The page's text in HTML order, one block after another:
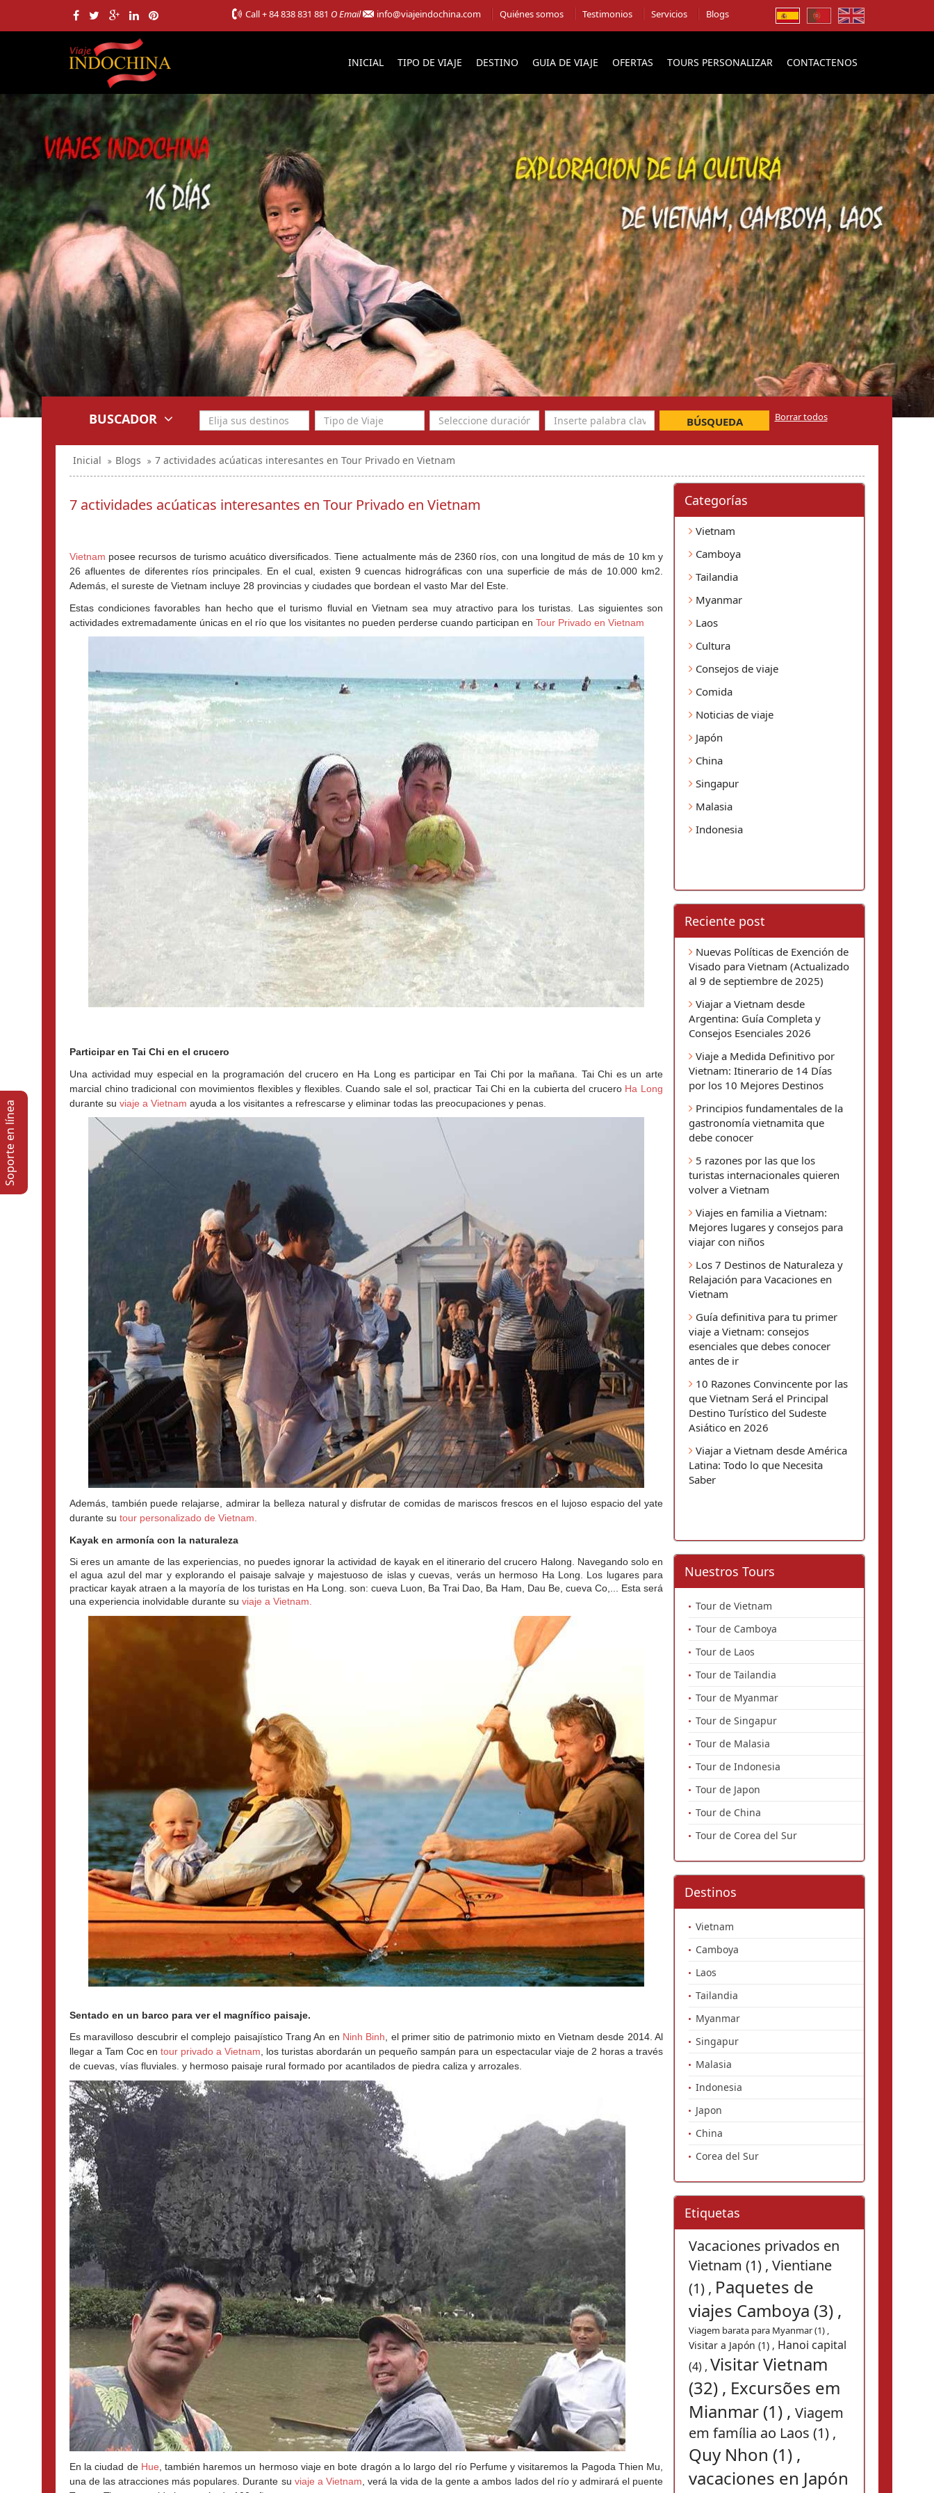
Call+ 84 838 831 881 O Email info@viajeindochina.com Quiénes somos Testimonios Servicios Blogs
INICIAL TIPO DE VIAJE DESTINO GUIA DE VIAJE OFERTAS TOURS PERSONALIZAR CONTACTENOS
BUSCADOR BÚSQUEDA Borrar todos
Inicial Blogs 7 actividades acúaticas interesantes en Tour Privado en Vietnam
7 actividades acúaticas interesantes en Tour Privado en Vietnam
Vietnam posee recursos de turismo acuático diversificados. Tiene actualmente más de 2360 ríos, con una longitud de más de 10 km y
26 afluentes de diferentes ríos principales. En el cual, existen 9 cuencas hidrográficas con una superficie de más de 10.000 km2.
Además, el sureste de Vietnam incluye 28 provincias y ciudades que bordean el vasto Mar del Este.
Estas condiciones favorables han hecho que el turismo fluvial en Vietnam sea muy atractivo para los turistas. Las siguientes son
actividades extremadamente únicas en el río que los visitantes no pueden perderse cuando participan en Tour Privado en Vietnam
Participar en Tai Chi en el crucero
Una actividad muy especial en la programación del crucero en Ha Long es participar en Tai Chi por la mañana. Tai Chi es un arte
marcial chino tradicional con movimientos flexibles y flexibles. Cuando sale el sol, practicar Tai Chi en la cubierta del crucero Ha Long
durante su viaje a Vietnam ayuda a los visitantes a refrescarse y eliminar todas las preocupaciones y penas.
Además, también puede relajarse, admirar la belleza natural y disfrutar de comidas de mariscos frescos en el lujoso espacio del yate
durante su tour personalizado de Vietnam.
Kayak en armonía con la naturaleza
Si eres un amante de las experiencias, no puedes ignorar la actividad de kayak en el itinerario del crucero Halong. Navegando solo en
el agua azul del mar y explorando el paisaje salvaje y majestuoso de islas y cuevas, verás un hermoso Ha Long. Los lugares para
practicar kayak atraen a la mayoría de los turistas en Ha Long. son: cueva Luon, Ba Trai Dao, Ba Ham, Dau Be, cueva Co,... Esta será
una experiencia inolvidable durante su viaje a Vietnam.
Sentado en un barco para ver el magnífico paisaje.
Es maravilloso descubrir el complejo paisajístico Trang An en Ninh Binh, el primer sitio de patrimonio mixto en Vietnam desde 2014. Al
llegar a Tam Coc en tour privado a Vietnam, los turistas abordarán un pequeño sampán para un espectacular viaje de 2 horas a través
de cuevas, vías fluviales. y hermoso paisaje rural formado por acantilados de piedra caliza y arrozales.
En la ciudad de Hue , también haremos un hermoso viaje en bote dragón a lo largo del río Perfume y visitaremos la Pagoda Thien Mu,
una de las atracciones más populares. Durante su viaje a Vietnam , verá la vida de la gente a ambos lados del río y admirará el puente
Categorí­as
Vietnam
Camboya
Tailandia
Myanmar
Laos
Cultura
Consejos de viaje
Comida
Noticias de viaje
Japón
China
Singapur
Malasia
Indonesia
Reciente post
Nuevas Políticas de Exención de
Visado para Vietnam (Actualizado
al 9 de septiembre de 2025)
Viajar a Vietnam desde
Argentina: Guía Completa y
Consejos Esenciales 2026
Viaje a Medida Definitivo por
Vietnam: Itinerario de 14 Días
por los 10 Mejores Destinos
Principios fundamentales de la
gastronomía vietnamita que
debe conocer
5 razones por las que los
turistas internacionales quieren
volver a Vietnam
Viajes en familia a Vietnam:
Mejores lugares y consejos para
viajar con niños
Los 7 Destinos de Naturaleza y
Relajación para Vacaciones en
Vietnam
Guía definitiva para tu primer
viaje a Vietnam: consejos
esenciales que debes conocer
antes de ir
10 Razones Convincente por las
que Vietnam Será el Principal
Destino Turístico del Sudeste
Asiático en 2026
Viajar a Vietnam desde América
Latina: Todo lo que Necesita
Saber
Nuestros Tours
Tour de Vietnam
Tour de Camboya
Tour de Laos
Tour de Tailandia
Tour de Myanmar
Tour de Singapur
Tour de Malasia
Tour de Indonesia
Tour de Japon
Tour de China
Tour de Corea del Sur
Destinos
Vietnam
Camboya
Laos
Tailandia
Myanmar
Singapur
Malasia
Indonesia
Japon
China
Corea del Sur
Etiquetas
Vacaciones privados en
Vietnam (1) , Vientiane
(1) , Paquetes de
viajes Camboya (3) ,
Viagem barata para Myanmar (1) ,
Visitar a Japón (1) , Hanoi capital
(4) , Visitar Vietnam
(32) , Excursões em
Mianmar (1) , Viagem
em família ao Laos (1) ,
Quy Nhon (1) ,
vacaciones en Japón
Soporte en lí­nea